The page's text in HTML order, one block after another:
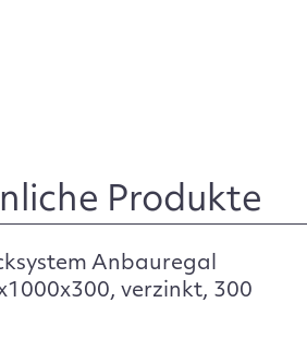
Produkte
Anbauregal
verzinkt, 300